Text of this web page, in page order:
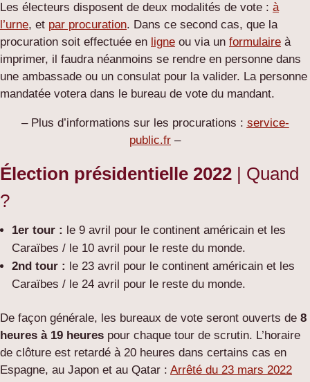
Les électeurs disposent de deux modalités de vote : à
l’urne, et par procuration. Dans ce second cas, que la
procuration soit effectuée en ligne ou via un formulaire à
imprimer, il faudra néanmoins se rendre en personne dans
une ambassade ou un consulat pour la valider. La personne
mandatée votera dans le bureau de vote du mandant.
– Plus d’informations sur les procurations : service-
public.fr –
Élection présidentielle 2022 | Quand
?
1er tour : le 9 avril pour le continent américain et les
Caraïbes / le 10 avril pour le reste du monde.
2nd tour : le 23 avril pour le continent américain et les
Caraïbes / le 24 avril pour le reste du monde.
De façon générale, les bureaux de vote seront ouverts de 8
heures à 19 heures pour chaque tour de scrutin. L’horaire
de clôture est retardé à 20 heures dans certains cas en
Espagne, au Japon et au Qatar : Arrêté du 23 mars 2022